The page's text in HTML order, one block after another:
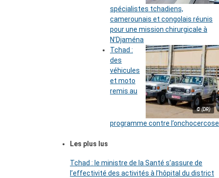
spécialistes tchadiens,
camerounais et congolais réunis
pour une mission chirurgicale à
N’Djaména
© (DR)
Tchad :
des
véhicules
et moto
remis au
programme contre l’onchocercose
Les plus lus
Tchad : le ministre de la Santé s’assure de
l’effectivité des activités à l’hôpital du district